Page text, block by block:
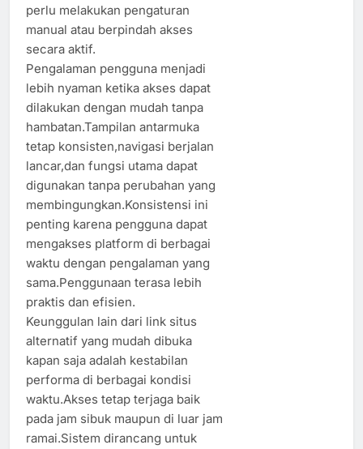
perlu melakukan pengaturan
manual atau berpindah akses
secara aktif.
Pengalaman pengguna menjadi
lebih nyaman ketika akses dapat
dilakukan dengan mudah tanpa
hambatan.Tampilan antarmuka
tetap konsisten,navigasi berjalan
lancar,dan fungsi utama dapat
digunakan tanpa perubahan yang
membingungkan.Konsistensi ini
penting karena pengguna dapat
mengakses platform di berbagai
waktu dengan pengalaman yang
sama.Penggunaan terasa lebih
praktis dan efisien.
Keunggulan lain dari link situs
alternatif yang mudah dibuka
kapan saja adalah kestabilan
performa di berbagai kondisi
waktu.Akses tetap terjaga baik
pada jam sibuk maupun di luar jam
ramai.Sistem dirancang untuk